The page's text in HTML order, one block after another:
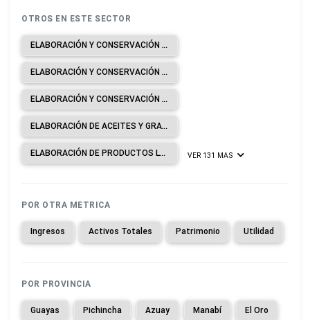
OTROS EN ESTE SECTOR
ELABORACIÓN Y CONSERVACIÓN DE CARNE.
ELABORACIÓN Y CONSERVACIÓN DE PESCADOS, CRUSTÁCEOS Y MOLUSCOS.
ELABORACIÓN Y CONSERVACIÓN DE FRUTAS, LEGUMBRES Y HORTALIZAS.
ELABORACIÓN DE ACEITES Y GRASAS DE ORIGEN VEGETAL Y ANIMAL.
ELABORACIÓN DE PRODUCTOS LÁCTEOS. VER 131 MAS
POR OTRA METRICA
Ingresos Activos Totales Patrimonio Utilidad
POR PROVINCIA
Guayas Pichincha Azuay Manabí El Oro